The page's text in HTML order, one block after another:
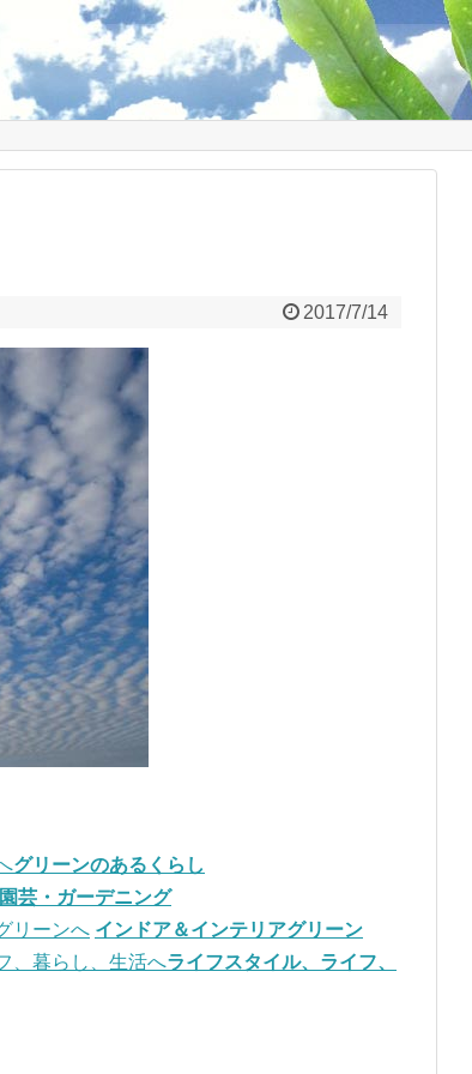
2017/7/14
グリーンのあるくらし
園芸・ガーデニング
インドア＆インテリアグリーン
ライフスタイル、ライフ、